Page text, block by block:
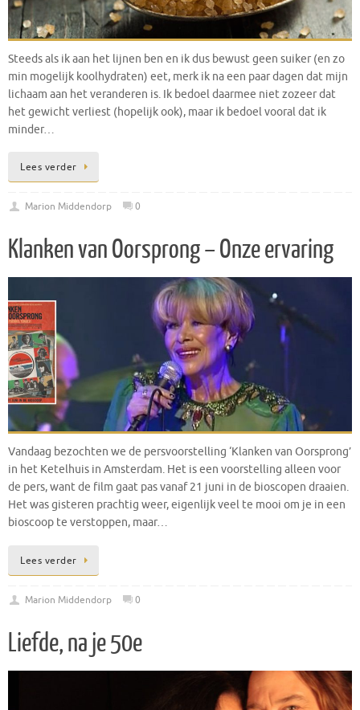
Steeds als ik aan het lijnen ben en ik dus bewust geen suiker (en zo
min mogelijk koolhydraten) eet, merk ik na een paar dagen dat mijn
lichaam aan het veranderen is. Ik bedoel daarmee niet zozeer dat
het gewicht verliest (hopelijk ook), maar ik bedoel vooral dat ik
minder…
Lees verder
Marion Middendorp 0
Klanken van Oorsprong – Onze ervaring
Vandaag bezochten we de persvoorstelling ‘Klanken van Oorsprong’
in het Ketelhuis in Amsterdam. Het is een voorstelling alleen voor
de pers, want de film gaat pas vanaf 21 juni in de bioscopen draaien.
Het was gisteren prachtig weer, eigenlijk veel te mooi om je in een
bioscoop te verstoppen, maar…
Lees verder
Marion Middendorp 0
Liefde, na je 50e